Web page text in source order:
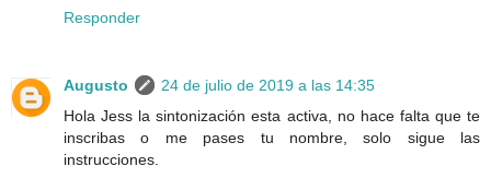
Responder
Augusto
24 de julio de 2019 a las 14:35
Hola Jess la sintonización esta activa, no hace falta que te
inscribas o me pases tu nombre, solo sigue las
instrucciones.